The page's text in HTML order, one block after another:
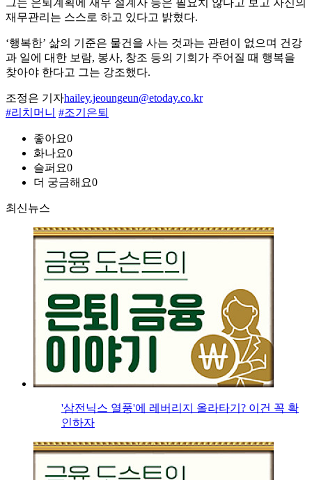
그는 은퇴계획에 재무 설계자 등은 필요치 않다고 보고 자신의
재무관리는 스스로 하고 있다고 밝혔다.
‘행복한’ 삶의 기준은 물건을 사는 것과는 관련이 없으며 건강
과 일에 대한 보람, 봉사, 창조 등의 기회가 주어질 때 행복을
찾아야 한다고 그는 강조했다.
조정은 기자hailey.jeoungeun@etoday.co.kr
#리치머니 #조기은퇴
좋아요0
화나요0
슬퍼요0
더 궁금해요0
최신뉴스
'삼전닉스 열풍'에 레버리지 올라타기? 이건 꼭 확
인하자